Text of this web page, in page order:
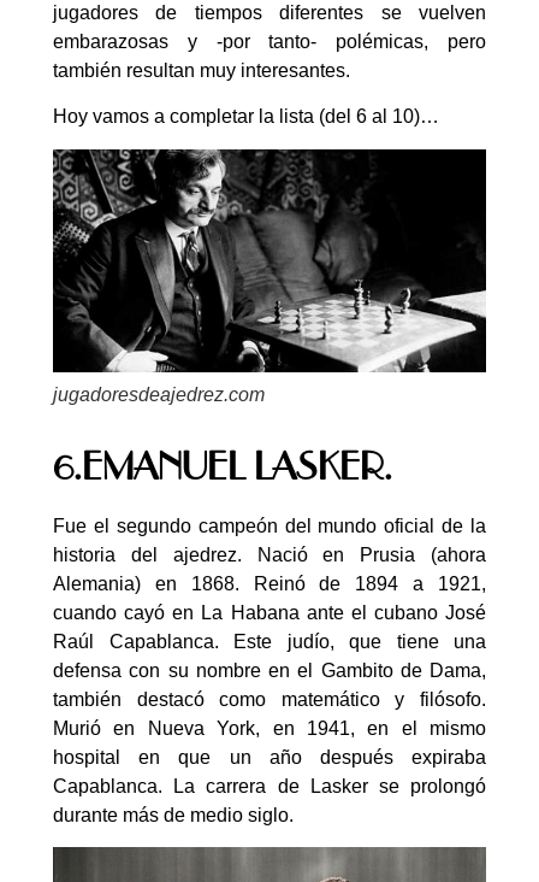
jugadores de tiempos diferentes se vuelven
embarazosas y -por tanto- polémicas, pero
también resultan muy interesantes.
Hoy vamos a completar la lista (del 6 al 10)…
jugadoresdeajedrez.com
6.EMANUEL LASKER.
Fue el segundo campeón del mundo oficial de la
historia del ajedrez. Nació en Prusia (ahora
Alemania) en 1868. Reinó de 1894 a 1921,
cuando cayó en La Habana ante el cubano José
Raúl Capablanca. Este judío, que tiene una
defensa con su nombre en el Gambito de Dama,
también destacó como matemático y filósofo.
Murió en Nueva York, en 1941, en el mismo
hospital en que un año después expiraba
Capablanca. La carrera de Lasker se prolongó
durante más de medio siglo.